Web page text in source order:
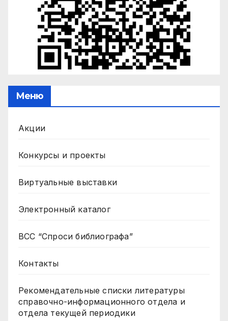
Меню
Акции
Конкурсы и проекты
Виртуальные выставки
Электронный каталог
ВСС “Спроси библиографа”
Контакты
Рекомендательные списки литературы
справочно-информационного отдела и
отдела текущей периодики